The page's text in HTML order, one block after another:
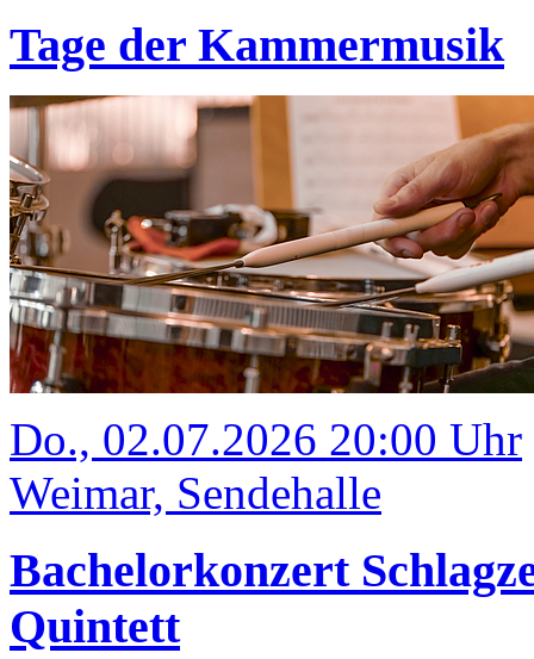
Tage der Kammermusik
Do., 02.07.2026 20:00 Uhr
Weimar, Sendehalle
Bachelorkonzert
Quintett